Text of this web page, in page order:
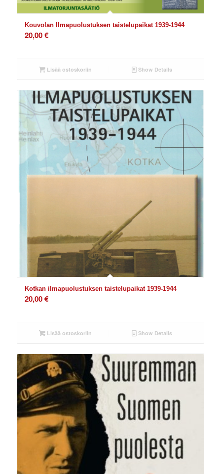
Kouvolan Ilmapuolustuksen taistelupaikat 1939-1944
20,00€
Lisää ostoskoriin Show Details
Kotkan ilmapuolustuksen taistelupaikat 1939-1944
20,00€
Lisää ostoskoriin Show Details